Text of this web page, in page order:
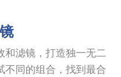
和滤镜，打造独一无二
不同的组合，找到最合